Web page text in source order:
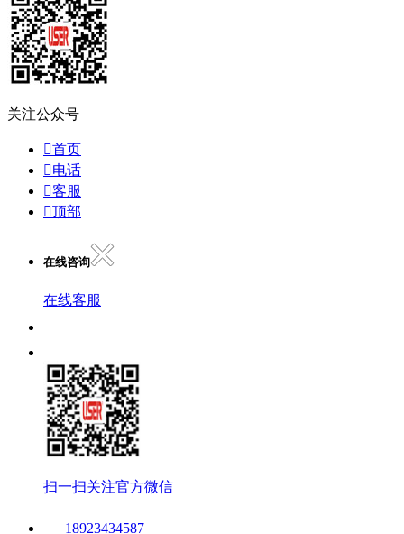
关注公众号
首页
电话
客服
顶部
在线咨询
在线客服
扫一扫关注官方微信
18923434587